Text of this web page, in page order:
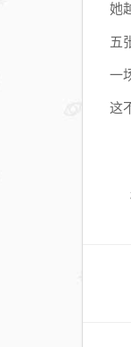
她
五
一
这